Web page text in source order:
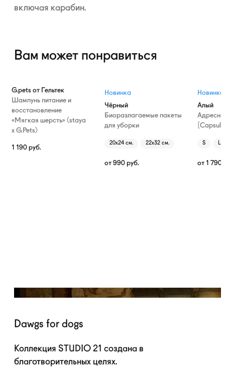
включая карабин.
Вам может понравиться
G.pets от Гельтек
Шампунь питание и
восстановление
«Мягкая шерсть» (staya
х G.Pets)
1 190 руб.
Новинка
Чёрный
Биоразлагаемые пакеты
для уборки
20х24 см. 22х32 см.
от 990 руб.
Новинка
Алый
S L
от 1 790
Dawgs for dogs
Коллекция STUDIO 21 создана в
благотворительных целях.